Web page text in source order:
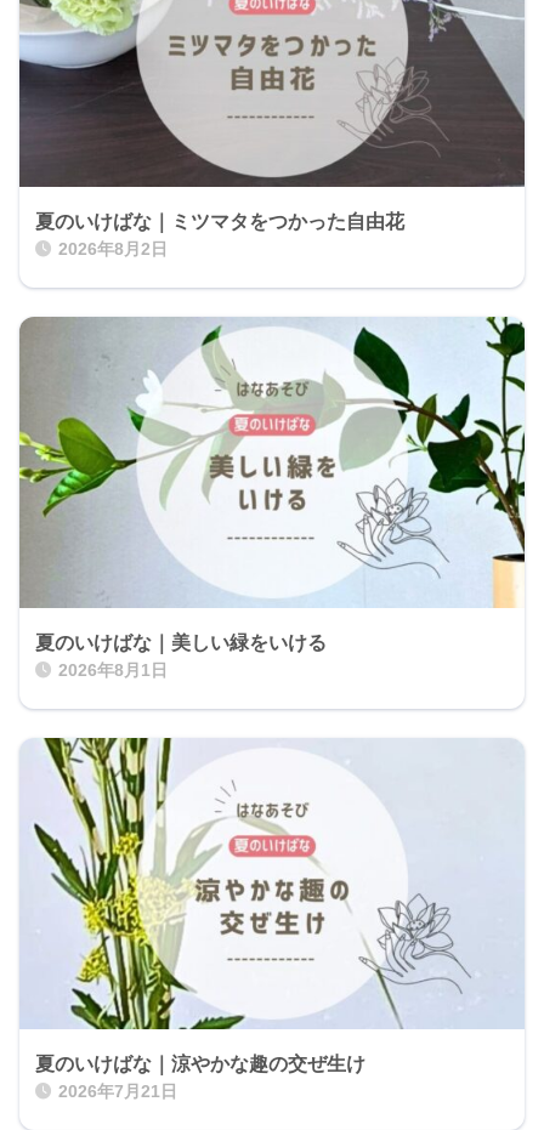
夏のいけばな｜ミツマタをつかった自由花
2026年8月2日
夏のいけばな｜美しい緑をいける
2026年8月1日
夏のいけばな｜涼やかな趣の交ぜ生け
2026年7月21日